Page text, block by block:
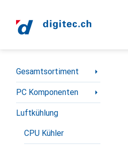
Navigation nach Kategorien
Gesamtsortiment
PC Komponenten
Luftkühlung
CPU Kühler